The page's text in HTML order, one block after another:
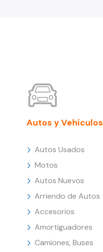
Autos y Vehículos
Autos Usados
Motos
Autos Nuevos
Arriendo de Autos
Accesorios
Amortiguadores
Camiones, Buses